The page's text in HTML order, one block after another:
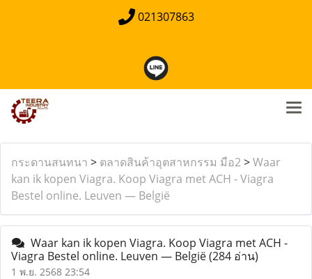
021307863
กระดานสนทนา > ตลาดสินค้าอุตสาหกรรม มือ2>Waar
kan ik kopen Viagra. Koop Viagra met ACH - Viagra
Bestel online. Leuven — België
Waar kan ik kopen Viagra. Koop Viagra met ACH -
Viagra Bestel online. Leuven — België(284 อ่าน)
1 พ.ย. 2568 23:54